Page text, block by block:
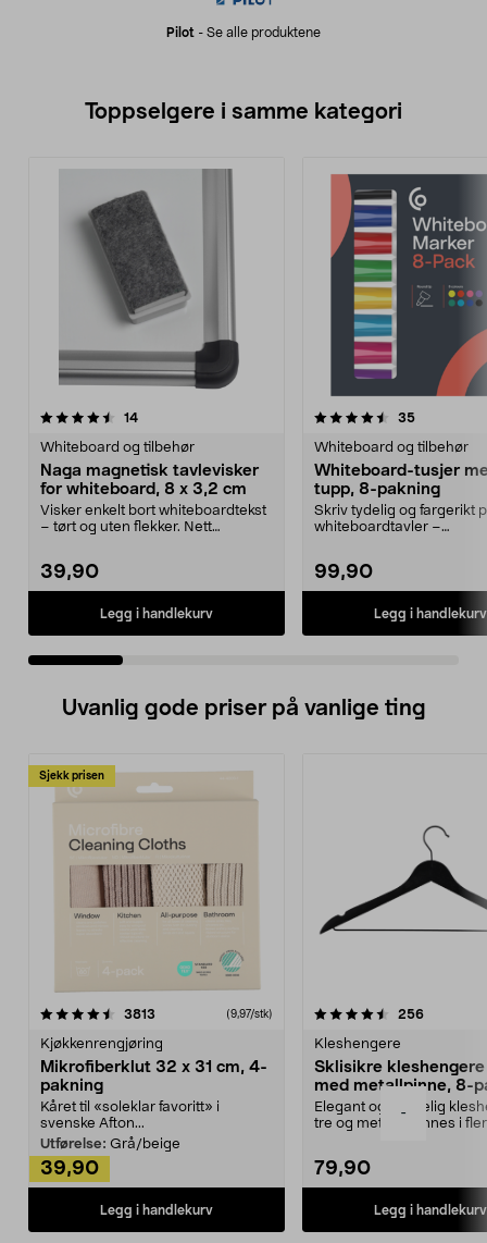
-
Pilot - Se alle produktene
Toppselgere i samme kategori
14anmeldelser
Whiteboard og tilbehør
Naga magnetisk tavlevisker
for whiteboard, 8 x 3,2 cm
Visker enkelt bort whiteboardtekst
– tørt og uten flekker. Nett
39,90
Legg i handlekurv
4.5 av 5 stjerner 35
Whiteboard og tilbehør
Whiteboard-tusjer
tupp, 8-pakning
Skriv tydelig og fargerikt
whiteboardtavler –
99,90
Legg i handlekurv
4.0 av 5 stjerner
Uvanlig gode priser på vanlige ting
Sjekk prisen
3813 anmeldelser(9,97/stk)
Kjøkkenrengjøring
Mikrofiberklut 32 x 31 cm, 4-
pakning
Kåret til «soleklar favoritt» i
svenske Afton...
Utførelse: Grå/beige
39,90
Legg i handlekurv
4.5av 5 stjerner 256
Kleshengere
Sklisikre
med metallpinne, 8-
Elegant og skikkelig
tre og metall – finnes i
79,90
Legg i handlekurv
4.5av 5 stjerner